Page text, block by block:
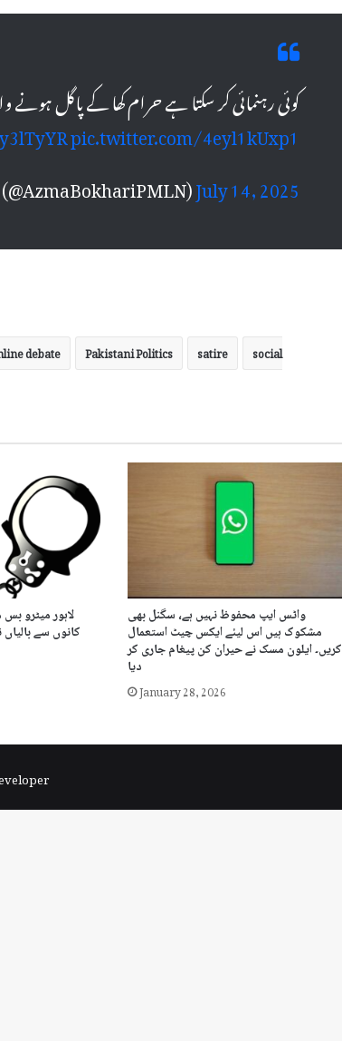
کوئی رہنمائی کر سکتا ہے حرام کھا کے پاگل ہونے
pic.twitter.com/4eyl1kUxp1
July 14, 2025
debate Pakistani Politics satire social
لاہور میٹرو واٹس ایپ محفوظ نہیں ہے، سگنل بھی
مشکوک ہیں اس لیئے ایکس چیٹ استعمال
کریں۔ ایلون مسک نے حیران کن پیغام جاری کر
دیا
January 28, 2026